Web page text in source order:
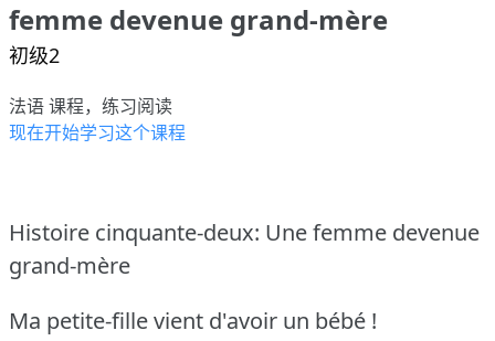
femme devenue grand-mère
初级2
法语 课程，练习阅读
现在开始学习这个课程
Histoire cinquante-deux: Une femme devenue
grand-mère
Ma petite-fille vient d'avoir un bébé !